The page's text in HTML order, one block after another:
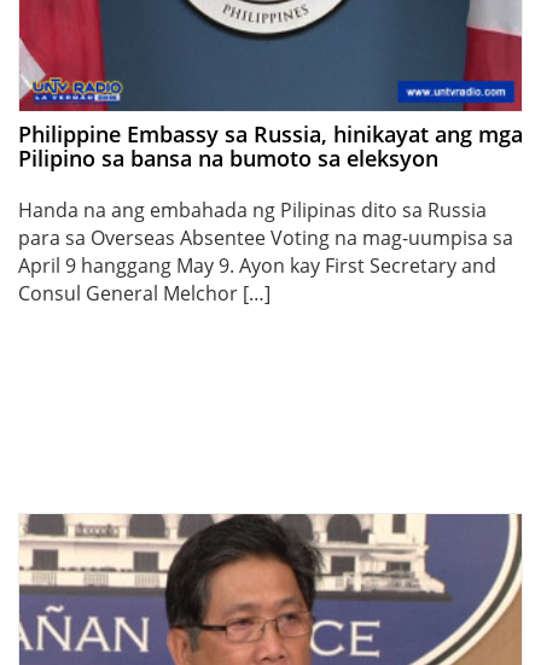
Philippine Embassy sa Russia, hinikayat ang mga
Pilipino sa bansa na bumoto sa eleksyon
Handa na ang embahada ng Pilipinas dito sa Russia
para sa Overseas Absentee Voting na mag-uumpisa sa
April 9 hanggang May 9. Ayon kay First Secretary and
Consul General Melchor […]